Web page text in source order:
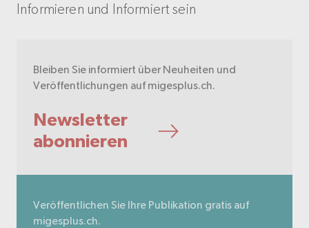
Informieren und Informiert sein
Bleiben Sie informiert über Neuheiten und
Veröffentlichungen auf migesplus.ch.
Newsletter
abonnieren
Veröffentlichen Sie Ihre Publikation gratis auf
migesplus.ch.